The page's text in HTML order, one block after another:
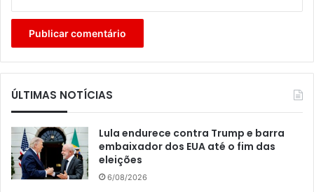
ÚLTIMAS NOTÍCIAS
Lula endurece contra Trump e barra
embaixador dos EUA até o fim das
eleições
6/08/2026